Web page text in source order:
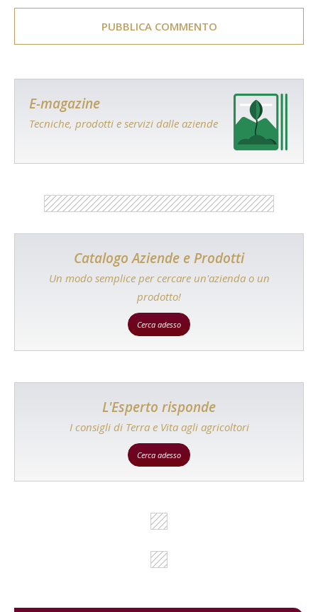
E-magazine
Tecniche, prodotti e servizi dalle aziende
Catalogo Aziende e Prodotti
Un modo semplice per cercare un'azienda o un
prodotto!
Cerca adesso
L'Esperto risponde
I consigli di Terra e Vita agli agricoltori
Cerca adesso